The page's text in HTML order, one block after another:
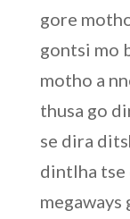
gore
gontsi mo
motho a
thusa go
se dira
dintlha tse
megaways